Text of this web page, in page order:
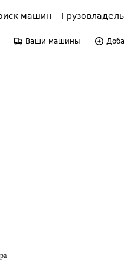
машин
Ваши машины